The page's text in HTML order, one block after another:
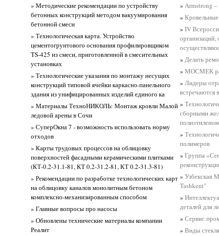
» Методические рекомендации по устройству
бетонных конструкций методом вакуумирования
бетонной смеси
» Технологическая карта. Устройство
цементогрунтового основания профилировщиком
TS-425 из смеси, приготовленной в смесительных
установках
» Технологические указания по монтажу несущих
конструкций типовой ячейки каркасно-панельного
здания из унифицированных изделий единого ка
» Материалы ТехноНИКОЛЬ: Монтаж кровли Малой
ледовой арены в Сочи
» СуперОкна 7 - возможность использовать норму
отходов
» Карты трудовых процессов на облицовку
поверхностей фасадными керамическими плитками
(КТ-0.2-31.1-81, КТ 0.2-31.2-81, КТ 0.2-31.3-81)
» Рекомендации по разработке технологических карт
на облицовку каналов монолитным бетоном
комплексно-механизированным способом
» Главные вопросы про насосы
» Обновлены технические материалы компании
Реалит
»Armstrong –
»
»IV
организаций,
»Делать
»МОСМЕК
»Лидеры
встречаются
»
сборными
»
полимеров
»Группа
»Узбекская
Tashkent"
»
деталей для
»Сервис
»Виды